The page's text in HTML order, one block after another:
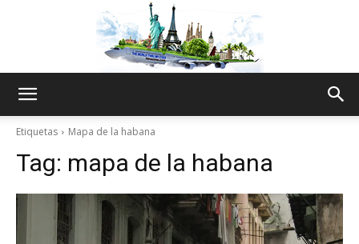
Etiquetas Mapa de la habana
Tag: mapa de la habana